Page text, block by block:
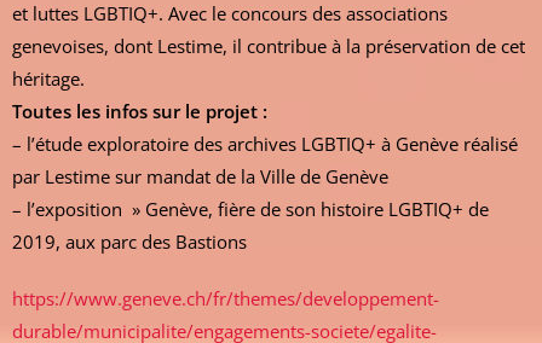
et luttes LGBTIQ+. Avec le concours des associations
genevoises, dont Lestime, il contribue à la préservation de cet
héritage.
Toutes les infos sur le projet :
– l’étude exploratoire des archives LGBTIQ+ à Genève réalisé
par Lestime sur mandat de la Ville de Genève
– l’exposition » Genève, fière de son histoire LGBTIQ+ de
2019, aux parc des Bastions
https://www.geneve.ch/fr/themes/developpement-
durable/municipalite/engagements-societe/egalite-